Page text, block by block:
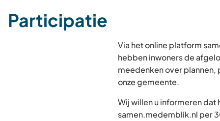
Participatie
Via het online platform
hebben inwoners de
meedenken over
onze gemeente.
Wij willen u informeren dat
samen.medemblik.nl per